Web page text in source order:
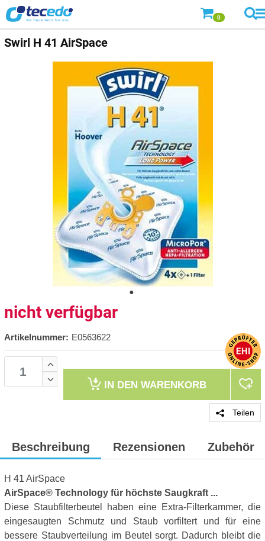
0
Swirl H 41 AirSpace
nicht verfügbar
Artikelnummer: E0563622
IN DEN WARENKORB
Teilen
Beschreibung Rezensionen Zubehör
H 41 AirSpace
AirSpace® Technology für höchste Saugkraft ...
Diese Staubfilterbeutel haben eine Extra-Filterkammer, die
eingesaugten Schmutz und Staub vorfiltert und für eine
bessere Staubverteilung im Beutel sorgt. Dadurch bleibt die